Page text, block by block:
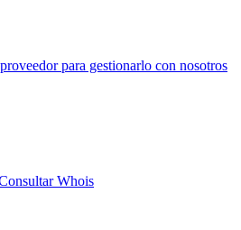
para gestionarlo con nosotros
Whois